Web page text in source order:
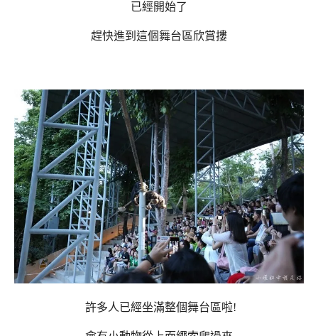
已經開始了
趕快進到這個舞台區欣賞摟
許多人已經坐滿整個舞台區啦!